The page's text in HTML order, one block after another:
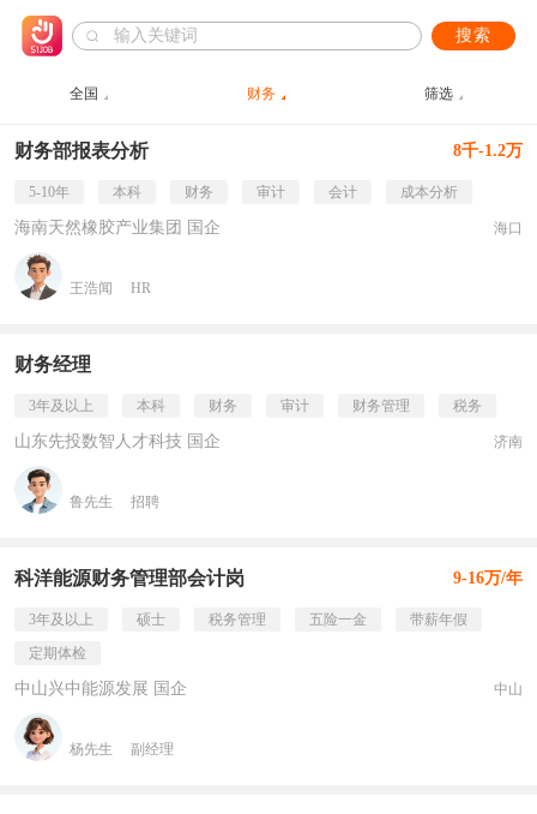
搜索
全国 财务 筛选
财务部报表分析 8千-1.2万
5-10年 本科 财务 审计 会计 成本分析
海南天然橡胶产业集团 国企 海口
王浩闻 HR
财务经理
3年及以上 本科 财务 审计 财务管理 税务
山东先投数智人才科技 国企 济南
鲁先生 招聘
科洋能源财务管理部会计岗 9-16万/年
3年及以上 硕士 税务管理 五险一金
带薪年假
定期体检
中山兴中能源发展 国企 中山
杨先生 副经理